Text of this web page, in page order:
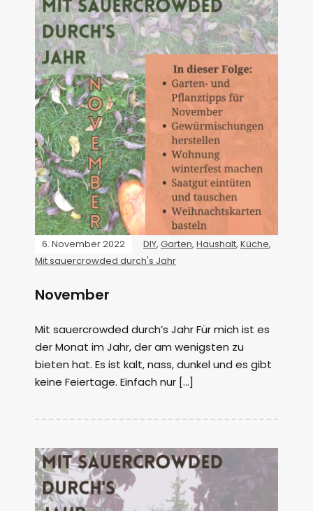
6. November 2022 DIY, Garten, Haushalt, Küche,
Mit sauercrowded durch's Jahr
November
Mit sauercrowded durch’s Jahr Für mich ist es
der Monat im Jahr, der am wenigsten zu
bieten hat. Es ist kalt, nass, dunkel und es gibt
keine Feiertage. Einfach nur […]